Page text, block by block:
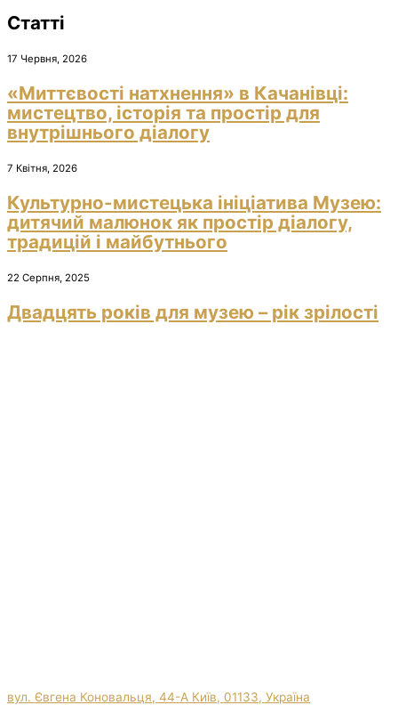
Статті
17 Червня, 2026
«Миттєвості натхнення» в Качанівці:
мистецтво, історія та простір для
внутрішнього діалогу
7 Квітня, 2026
Культурно-мистецька ініціатива Музею:
дитячий малюнок як простір діалогу,
традицій і майбутнього
22 Серпня, 2025
Двадцять років для музею – рік зрілості
вул. Євгена Коновальця, 44-А Київ, 01133, Україна